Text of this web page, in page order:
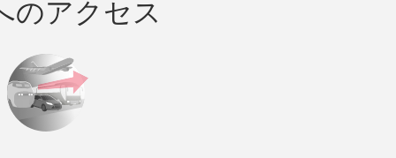
のアクセス